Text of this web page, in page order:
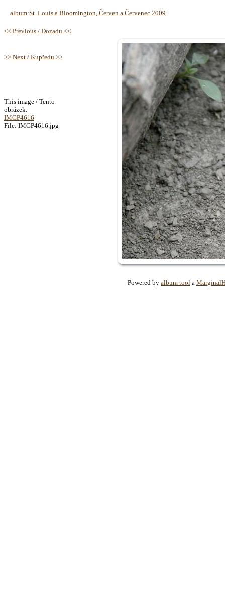
album:St. Louis a Bloomington, Červen a Červenec 2009
<< Previous / Dozadu <<
>> Next / Kupředu >>
This image / Tento
obrázek:
IMGP4616
File: IMGP4616.jpg
Powered by album tool a